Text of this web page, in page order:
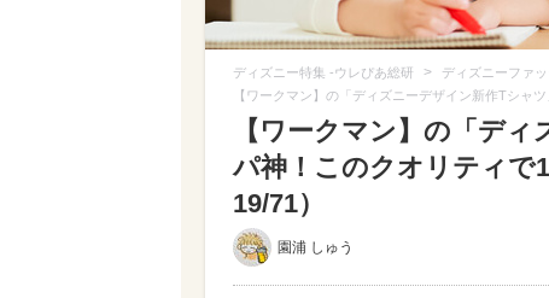
ディズニー特集 -ウレぴあ総研 > ディズニーファ
【ワークマン】の「ディズニーデザイン新作Tシャ
【ワークマン】の「デ
パ神！このクオリティで
19/71）
園浦 しゅう